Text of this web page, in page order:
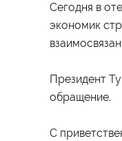
Сегодня в
экономик
Президент
обращение.
С